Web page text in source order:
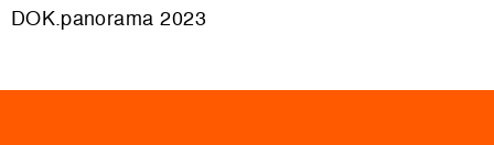
DOK.panorama 2023